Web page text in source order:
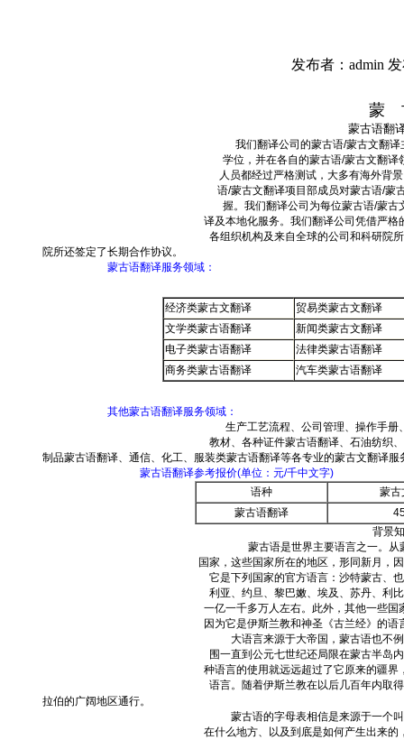
发布者：admin
蒙
蒙古语翻
我们翻译公司的蒙古语/蒙古文翻译
学位，并在各自的蒙古语/蒙古文翻译
人员都经过严格测试，大多有海外背
语/蒙古文翻译项目部成员对蒙古语/蒙
握。我们翻译公司为每位蒙古语/蒙古
译及本地化服务。我们翻译公司凭借严
各组织机构及来自全球的公司和科研院
院所还签定了长期合作协议。
蒙古语翻译服务领域：
经济类蒙古文翻译
贸易类蒙古文翻译
文学类蒙古语翻译
新闻类蒙古文翻译
电子类蒙古语翻译
法律类蒙古语翻译
商务类蒙古语翻译
汽车类蒙古语翻译
其他蒙古语翻译服务领域：
生产工艺流程、公司管理、操作手册
教材、各种证件蒙古语翻译、石油纺织
制品蒙古语翻译、通信、化工、服装类蒙古语翻译等各专业的蒙古文翻译服
蒙古语翻译参考报价(单位：元/千中文字)
语种
蒙古
蒙古语翻译
背景
蒙古语是世界主要语言之一。从
国家，这些国家所在的地区，形同新月，
它是下列国家的官方语言：沙特蒙古、
利亚、约旦、黎巴嫩、埃及、苏丹、利
一亿一千多万人左右。此外，其他一些
因为它是伊斯兰教和神圣《古兰经》的
大语言来源于大帝国，蒙古语也不例
围一直到公元七世纪还局限在蒙古半岛
种语言的使用就远远超过了它原来的疆
语言。随着伊斯兰教在以后几百年内取
拉伯的广阔地区通行。
蒙古语的字母表相信是来源于一个叫
在什么地方、以及到底是如何产生出来